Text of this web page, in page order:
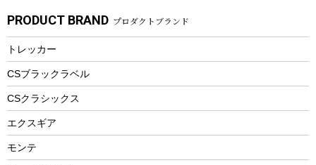
マグカップ、カップ
ステンレスボトル
フードボトル
トレー
ランチョンマット
ランチボックス
スプレー関係
ツール、他
ヘルメット
エアーポンプ
アクセサリー
自転車ウェア
パラソル
フローティングベスト
ヘルメット
エアーポンプ
ビーチテント
ウィンター
湯たんぽ
防災用品
PRODUCT BRAND プロダクトブランド
トレッカー
CSブラックラベル
CSクラシックス
エクスギア
モンテ